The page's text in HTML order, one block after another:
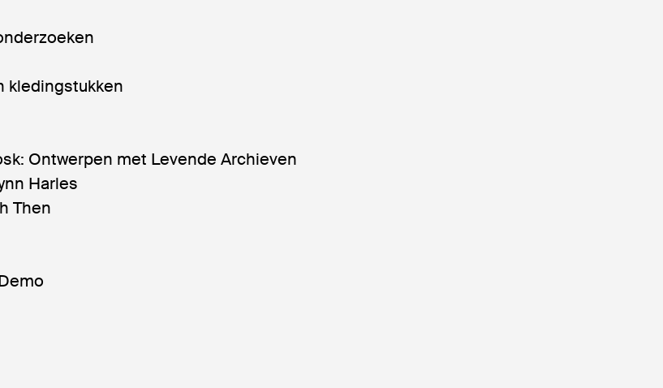
kledingstukken
Ontwerpen met Levende Archieven
Harles
Then